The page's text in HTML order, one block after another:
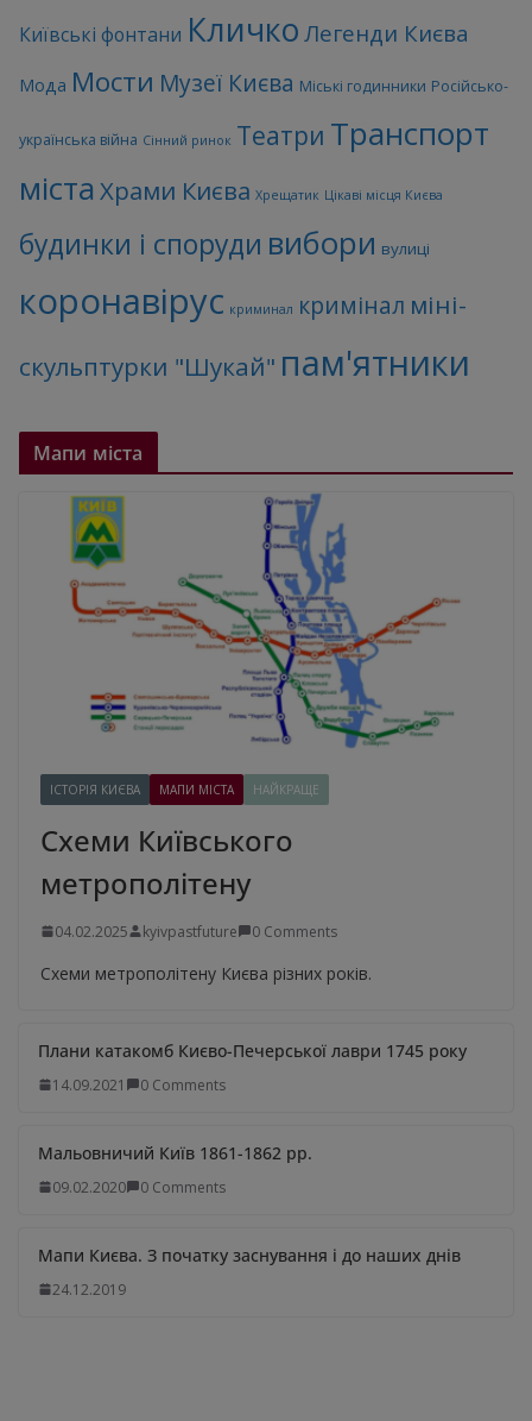
Київські фонтани Кличко Легенди Києва
Мода Мости Музеї Києва Міські годинники Російсько-
українська війна Сінний ринок Театри Транспорт
міста Храми Києва Хрещатик Цікаві місця Києва
будинки і споруди вибори вулиці
коронавірус криминал кримінал міні-
скульптурки "Шукай" пам'ятники
Мапи міста
ІСТОРІЯ КИЄВА МАПИ МІСТА НАЙКРАЩЕ
Схеми Київського
метрополітену
04.02.2025 kyivpastfuture 0 Comments
Схеми метрополітену Києва різних років.
Плани катакомб Києво-Печерської лаври 1745 року
14.09.2021 0 Comments
Мальовничий Київ 1861-1862 рр.
09.02.2020 0 Comments
Мапи Києва. З початку заснування і до наших днів
24.12.2019